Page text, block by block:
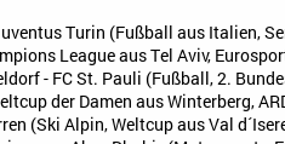
Turin (Fußball aus Italien,
League aus Tel Aviv,
- FC St. Pauli (Fußball, 2.
der Damen aus Winterberg,
(Ski Alpin, Weltcup aus Val